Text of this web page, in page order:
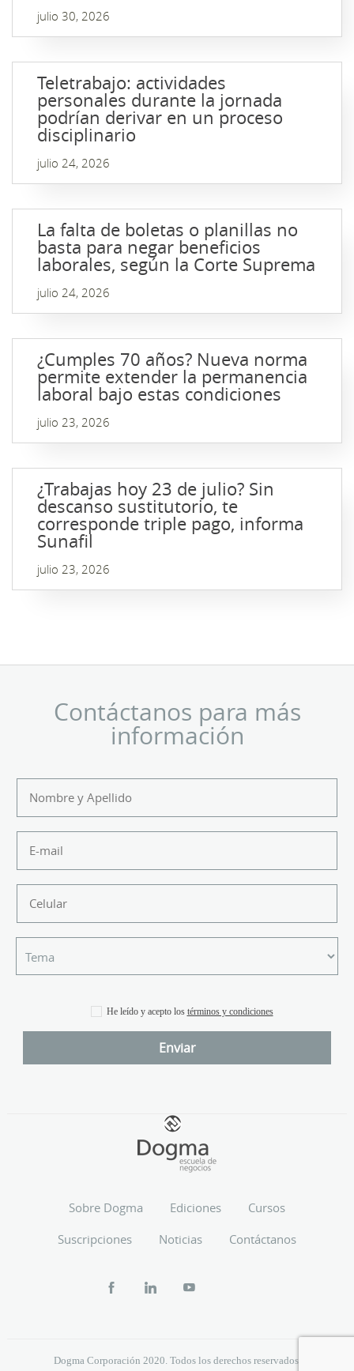
julio 30, 2026
Teletrabajo: actividades
personales durante la jornada
podrían derivar en un proceso
disciplinario
julio 24, 2026
La falta de boletas o planillas no
basta para negar beneficios
laborales, según la Corte Suprema
julio 24, 2026
¿Cumples 70 años? Nueva norma
permite extender la permanencia
laboral bajo estas condiciones
julio 23, 2026
¿Trabajas hoy 23 de julio? Sin
descanso sustitutorio, te
corresponde triple pago, informa
Sunafil
julio 23, 2026
Contáctanos para más
información
He leído y acepto los términos y condiciones
Sobre Dogma Ediciones
Cursos
Suscripciones
Noticias Contáctanos
Dogma Corporación 2020. Todos los derechos reservados.